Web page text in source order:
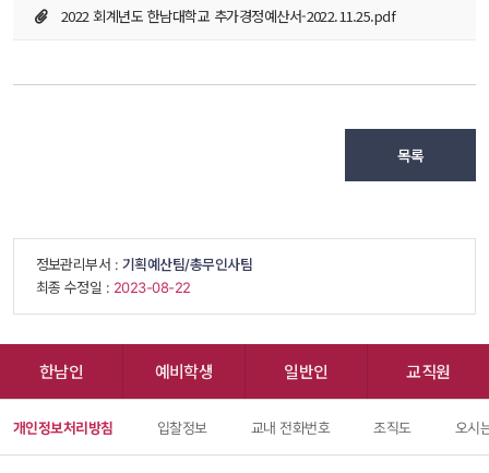
2022 회계년도 한남대학교 추가경정예산서-2022.11.25.pdf
목록
정보관리부서 : 기획예산팀/총무인사팀
최종 수정일 : 2023-08-22
한남인 예비학생 일반인 교직원
개인정보처리방침 입찰정보 교내 전화번호 조직도 오시